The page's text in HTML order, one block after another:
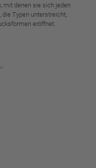
mit denen sie sich jeden
die Typen unterstreicht,
eröffnet.